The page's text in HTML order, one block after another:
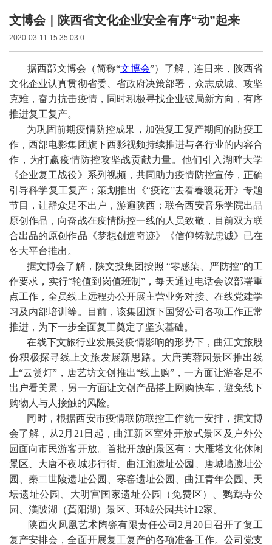
文博会｜陕西省文化企业安全有序“动”起来
2020-03-11 15:35:03.0
据西部文博会（简称“文博会”）了解，连日来，陕西省
文化企业认真贯彻省委、省政府决策部署，众志成城、攻坚
克难，奋力抗击疫情，同时积极寻找企业破局新方向，有序
推进复工复产。
为巩固前期疫情防控成果，加强复工复产期间的防疫工
作，西部电影集团旗下西影视频持续推进与各行业的内容合
作，为打赢疫情防控攻坚战贡献力量。他们引入湖畔大学
《企业复工战役》系列视频，共同助力疫情防控宣传，正确
引导科学复工复产；策划推出《“疫讫”去看春暖花开》专题
节目，让群众足不出户，游遍陕西；联合西安音乐学院出品
原创作品，向奋战在疫情防控一线的人员致敬，目前双方联
合出品的原创作品《梦想创造奇迹》《信仰铸就忠诚》已在
各大平台推出。
据文博会了解，陕文投集团按照 “零感染、严防控”的工
作要求，实行“轮值到岗值班制”，每天通过电话会议部署重
点工作，全员线上远程办公开展主营业务对接、在线党建学
习及内部培训等。目前，该集团旗下国贸公司各项工作正常
推进，为下一步全面复工奠定了坚实基础。
在线下文旅行业发展受疫情影响的形势下，曲江文旅股
份积极探寻线上文旅发展新思路。大唐芙蓉园景区推出线
上“云赏灯”，唐艺坊文创推出“线上购”，一方面让游客足不
出户看美景，另一方面让文创产品搭上网购快车，避免线下
购物人与人接触的风险。
同时，根据西安市疫情联防联控工作统一安排，据文博
会了解，从2月21日起，曲江新区室外开放式景区及户外公
园面向市民游客开放。首批开放的景区有：大雁塔文化休闲
景区、大唐不夜城步行街、曲江池遗址公园、唐城墙遗址公
园、秦二世陵遗址公园、寒窑遗址公园、曲江青年公园、天
坛遗址公园、大明宫国家遗址公园（免费区）、鹦鹉寺公
园、渼陂湖（萯阳湖）景区、环城公园共计12家。
陕西火凤凰艺术陶瓷有限责任公司2月20日召开了复工
复产安排会，全面开展复工复产的各项准备工作。公司党支